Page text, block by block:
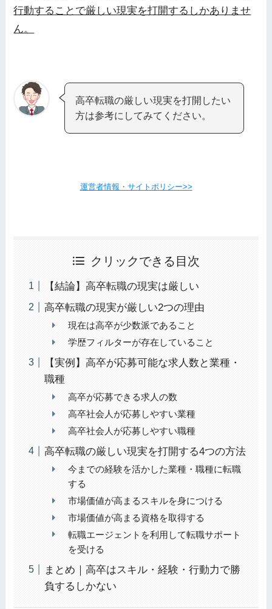
行動することで厳しい現実を打開するしかありませ
ん。
高卒転職の厳しい現実を打開したい
方は参考にしてみてください。
運営者情報・サイトポリシー>>
クリックできる目次
【結論】高卒転職の現実は厳しい
高卒転職の現実が厳しい2つの理由
現在は高卒が少数派であること
学歴フィルターが存在していること
【実例】高卒が応募可能な求人数と業種・
職種
高卒が応募できる求人の数
高卒社会人が応募しやすい業種
高卒社会人が応募しやすい職種
高卒転職の厳しい現実を打開する4つの方法
今までの経験を活かした業種・職種に転職
する
市場価値が高まるスキルを身につける
市場価値が高まる資格を取得する
転職エージェントを利用して転職サポート
を受ける
まとめ｜高卒はスキル・経験・行動力で勝
負するしかない